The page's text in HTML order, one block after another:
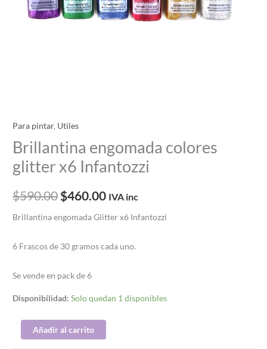
Para pintar, Utiles
Brillantina engomada colores
glitter x6 Infantozzi
$590.00 $460.00 IVA inc
Brillantina engomada Glitter x6 Infantozzi
6 Frascos de 30 gramos cada uno.
Se vende en pack de 6
Disponibilidad: Solo quedan 1 disponibles
Añadir al carrito